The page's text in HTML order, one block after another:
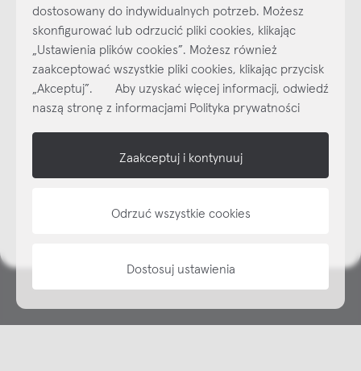
Najlepsze inspiracje i promocje na wyciągnięcie ręki, zapisz się już
dzisiaj do naszego cyklicznego newslettera!
SubskrybujNEWSLETTER
NAP
dostosowany do indywidualnych potrzeb. Możesz
skonfigurować lub odrzucić pliki cookies, klikając
„Ustawienia plików cookies”. Możesz również
zaakceptować wszystkie pliki cookies, klikając przycisk
„Akceptuj”. Aby uzyskać więcej informacji, odwiedź
naszą stronę z informacjami Polityka prywatności
Zaakceptuj i kontynuuj
Odrzuć wszystkie cookies
Dostosuj ustawienia